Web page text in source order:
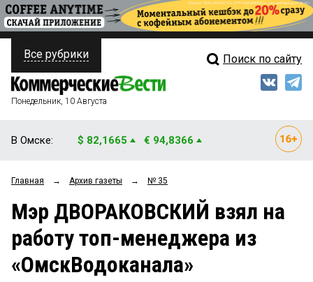
ПОЛИТИКА
ФИНАНСЫ
ОБЩЕСТВО
ЗАКОН
НОВОСТИ КОМПАНИЙ
Свежий выпуск
Рейтинги
Блоги
Архив
Все рубрики Поиск по сайту
Понедельник, 10 Августа
В Омске: $ 82,1665 € 94,8366
Главная → Архив газеты → № 35
Мэр ДВОРАКОВСКИЙ взял на
работу топ-менеджера из
«ОмскВодоканала»